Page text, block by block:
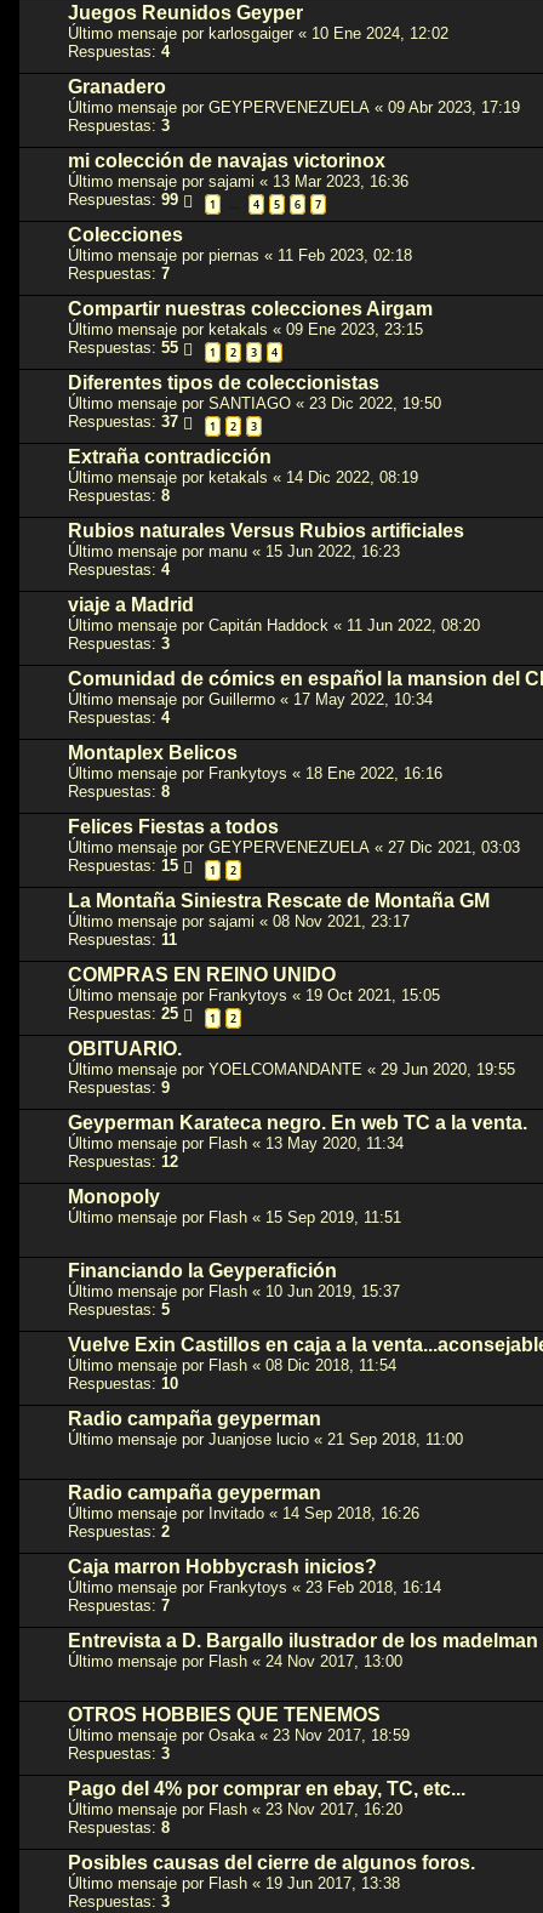
Juegos Reunidos Geyper
Último mensaje por karlosgaiger « 10 Ene 2024, 12:02
Respuestas: 4
Granadero
Último mensaje por GEYPERVENEZUELA « 09 Abr 2023, 17:19
Respuestas: 3
mi colección de navajas victorinox
Último mensaje por sajami « 13 Mar 2023, 16:36
Respuestas: 99 1 … 4 5 6 7
Colecciones
Último mensaje por piernas « 11 Feb 2023, 02:18
Respuestas: 7
Compartir nuestras colecciones Airgam
Último mensaje por ketakals « 09 Ene 2023, 23:15
Respuestas: 55 1 2 3 4
Diferentes tipos de coleccionistas
Último mensaje por SANTIAGO « 23 Dic 2022, 19:50
Respuestas: 37 1 2 3
Extraña contradicción
Último mensaje por ketakals « 14 Dic 2022, 08:19
Respuestas: 8
Rubios naturales Versus Rubios artificiales
Último mensaje por manu « 15 Jun 2022, 16:23
Respuestas: 4
viaje a Madrid
Último mensaje por Capitán Haddock « 11 Jun 2022, 08:20
Respuestas: 3
Comunidad de cómics en español la mansion del
Último mensaje por Guillermo « 17 May 2022, 10:34
Respuestas: 4
Montaplex Belicos
Último mensaje por Frankytoys « 18 Ene 2022, 16:16
Respuestas: 8
Felices Fiestas a todos
Último mensaje por GEYPERVENEZUELA « 27 Dic 2021, 03:03
Respuestas: 15 1 2
La Montaña Siniestra Rescate de Montaña GM
Último mensaje por sajami « 08 Nov 2021, 23:17
Respuestas: 11
COMPRAS EN REINO UNIDO
Último mensaje por Frankytoys « 19 Oct 2021, 15:05
Respuestas: 25 1 2
OBITUARIO.
Último mensaje por YOELCOMANDANTE « 29 Jun 2020, 19:55
Respuestas: 9
Geyperman Karateca negro. En web TC a la venta.
Último mensaje por Flash « 13 May 2020, 11:34
Respuestas: 12
Monopoly
Último mensaje por Flash « 15 Sep 2019, 11:51
Financiando la Geyperafición
Último mensaje por Flash « 10 Jun 2019, 15:37
Respuestas: 5
Vuelve Exin Castillos en caja a la
Último mensaje por Flash « 08 Dic 2018, 11:54
Respuestas: 10
Radio campaña geyperman
Último mensaje por Juanjose lucio « 21 Sep 2018, 11:00
Radio campaña geyperman
Último mensaje por Invitado « 14 Sep 2018, 16:26
Respuestas: 2
Caja marron Hobbycrash inicios?
Último mensaje por Frankytoys « 23 Feb 2018, 16:14
Respuestas: 7
Entrevista a D. Bargallo ilustrador de los madelman
Último mensaje por Flash « 24 Nov 2017, 13:00
OTROS HOBBIES QUE TENEMOS
Último mensaje por Osaka « 23 Nov 2017, 18:59
Respuestas: 3
Pago del 4% por comprar en ebay, TC, etc...
Último mensaje por Flash « 23 Nov 2017, 16:20
Respuestas: 8
Posibles causas del cierre de algunos foros.
Último mensaje por Flash « 19 Jun 2017, 13:38
Respuestas: 3